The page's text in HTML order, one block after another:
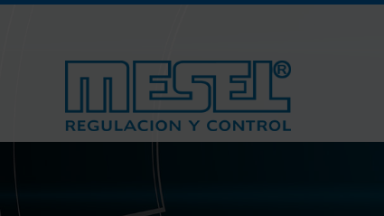
Saltar